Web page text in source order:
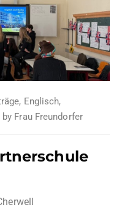
, Englisch,
by Frau Freundorfer